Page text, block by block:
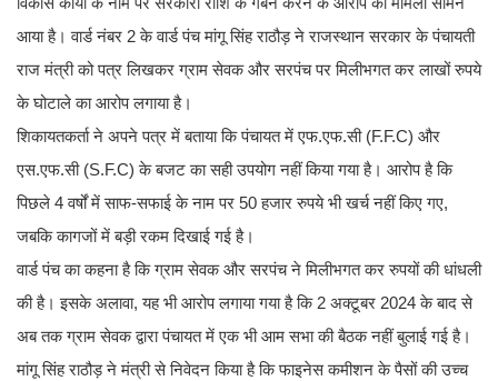
आया है। वार्ड नंबर 2 के वार्ड पंच मांगू सिंह राठौड़ ने राजस्थान सरकार के पंचायती
राज मंत्री को पत्र लिखकर ग्राम सेवक और सरपंच पर मिलीभगत कर लाखों रुपये
के घोटाले का आरोप लगाया है।
​शिकायतकर्ता ने अपने पत्र में बताया कि पंचायत में एफ.एफ.सी (F.F.C) और
एस.एफ.सी (S.F.C) के बजट का सही उपयोग नहीं किया गया है। आरोप है कि
पिछले 4 वर्षों में साफ-सफाई के नाम पर 50 हजार रुपये भी खर्च नहीं किए गए,
जबकि कागजों में बड़ी रकम दिखाई गई है।
​वार्ड पंच का कहना है कि ग्राम सेवक और सरपंच ने मिलीभगत कर रुपयों की धांधली
की है। इसके अलावा, यह भी आरोप लगाया गया है कि 2 अक्टूबर 2024 के बाद से
अब तक ग्राम सेवक द्वारा पंचायत में एक भी आम सभा की बैठक नहीं बुलाई गई है।
मांगू सिंह राठौड़ ने मंत्री से निवेदन किया है कि फाइनेस कमीशन के पैसों की उच्च